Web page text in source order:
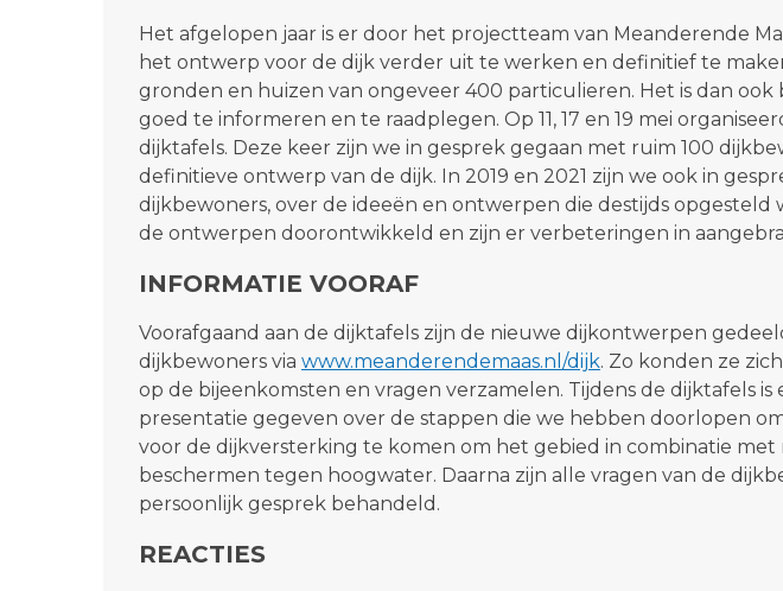
Het afgelopen jaar is er door het projectteam van Meanderende
het ontwerp voor de dijk verder uit te werken en definitief te
gronden en huizen van ongeveer 400 particulieren. Het is dan ook
goed te informeren en te raadplegen. Op 11, 17 en 19 mei
dijktafels. Deze keer zijn we in gesprek gegaan met ruim 100
definitieve ontwerp van de dijk. In 2019 en 2021 zijn we ook in
dijkbewoners, over de ideeën en ontwerpen die destijds opgesteld
de ontwerpen doorontwikkeld en zijn er verbeteringen in
INFORMATIE VOORAF
Voorafgaand aan de dijktafels zijn de nieuwe dijkontwerpen
dijkbewoners via www.meanderendemaas.nl/dijk. Zo konden ze
op de bijeenkomsten en vragen verzamelen. Tijdens de dijktafels is
presentatie gegeven over de stappen die we hebben doorlopen
voor de dijkversterking te komen om het gebied in combinatie met
beschermen tegen hoogwater. Daarna zijn alle vragen van de
persoonlijk gesprek behandeld.
REACTIES